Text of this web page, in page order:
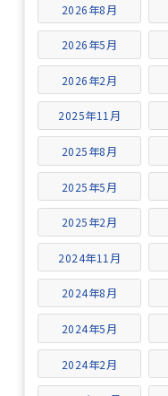
2026年8月
2026年5月
2026年2月
2025年11月
2025年8月
2025年5月
2025年2月
2024年11月
2024年8月
2024年5月
2024年2月